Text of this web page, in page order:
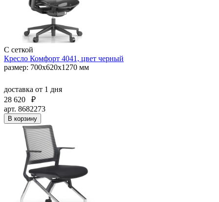
С сеткой
Кресло Комфорт 4041, цвет черный
размер: 700х620х1270 мм
доставка от 1 дня
28 620
₽
арт. 8682273
В корзину